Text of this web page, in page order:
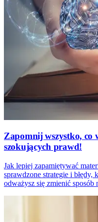
Zapomnij wszystko, co
szokujących prawd!
Jak lepiej zapamiętywać
sprawdzone strategie i błędy,
odważysz się zmienić sposób